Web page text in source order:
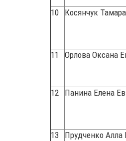
10 Косянчук
11 Орлова Оксана
12 Панина Елена
13 Прудченко Алла